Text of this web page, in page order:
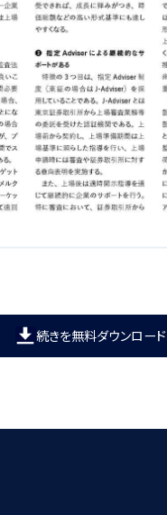
続きを無料ダウンロード